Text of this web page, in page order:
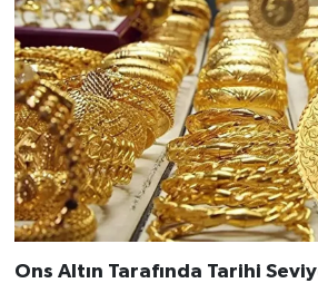
Ons Altın Tarafında Tarihi